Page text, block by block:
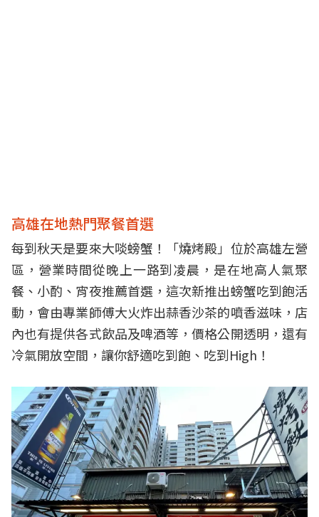
高雄在地熱門聚餐首選
每到秋天是要來大啖螃蟹！「燒烤殿」位於高雄左營
區，營業時間從晚上一路到凌晨，是在地高人氣聚
餐、小酌、宵夜推薦首選，這次新推出螃蟹吃到飽活
動，會由專業師傅大火炸出蒜香沙茶的噴香滋味，店
內也有提供各式飲品及啤酒等，價格公開透明，還有
冷氣開放空間，讓你舒適吃到飽、吃到High！